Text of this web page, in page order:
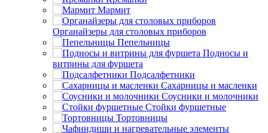
Мармит
Органайзеры для столовых приборов
Пепельницы
Подносы и
витрины для фуршета
Подсалфетники
Сахарницы и масленки
Соусники и молочники
Стойки фуршетные
Тортовницы